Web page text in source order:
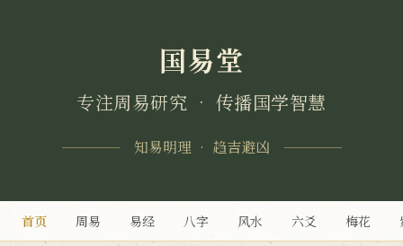
国易堂
专注周易研究 • 传播国学智慧
知易明理 • 趋吉避凶
首页 周易 易经 八字 风水 六爻 梅花